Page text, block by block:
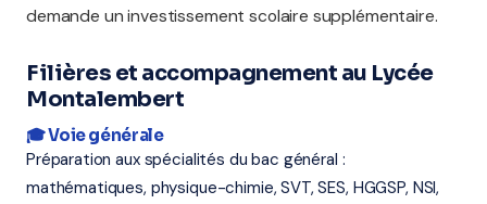
demande un investissement scolaire supplémentaire.
Filières et accompagnement au Lycée
Montalembert
🎓 Voie générale
Préparation aux spécialités du bac général :
mathématiques, physique-chimie, SVT, SES, HGGSP, NSI,